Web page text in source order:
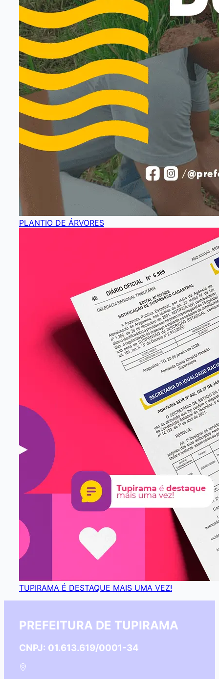
PLANTIO DE ÁRVORES
TUPIRAMA É DESTAQUE MAIS UMA VEZ!
PREFEITURA DE TUPIRAMA
CNPJ: 01.613.619/0001-34